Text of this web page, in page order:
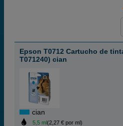
Epson T0712 Cartucho de
T071240) cian
cian
5,5 ml(2,27 € por ml)